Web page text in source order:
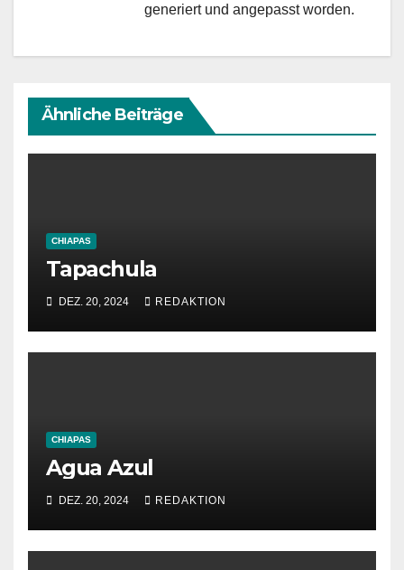
generiert und angepasst worden.
Ähnliche Beiträge
CHIAPAS
Tapachula
DEZ. 20, 2024 REDAKTION
CHIAPAS
Agua Azul
DEZ. 20, 2024 REDAKTION